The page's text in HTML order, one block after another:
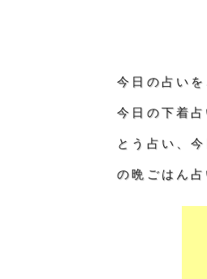
今日の占いを
今日の下着
とう占い、
の晩ごはん占